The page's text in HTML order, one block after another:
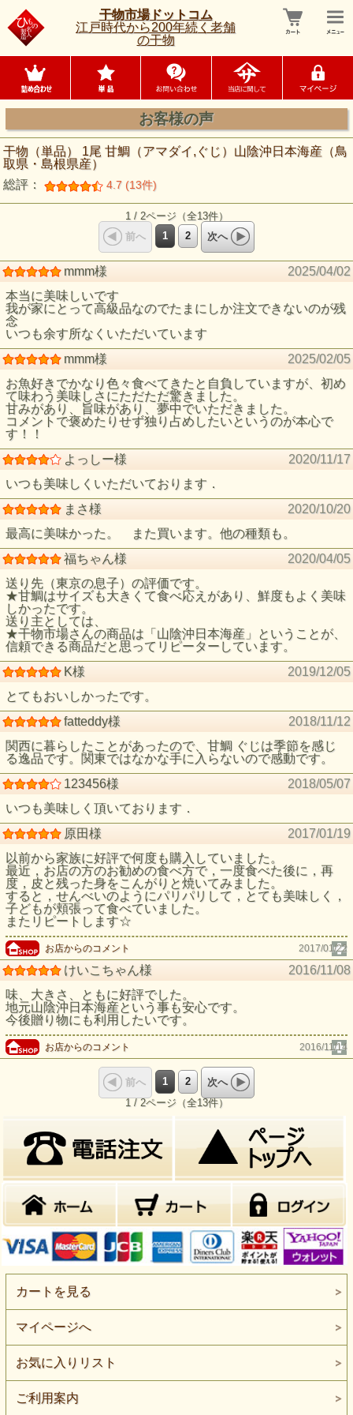
干物市場ドットコム
江戸時代から200年続く老舗
の干物
お客様の声
干物（単品） 1尾 甘鯛（アマダイ,ぐじ）山陰沖日本海産（鳥
取県・島根県産）
総評：
4.7 (13件)
1 / 2ページ（全13件）
前へ
1 2 次へ
mmm様
2025/04/02
本当に美味しいです
我が家にとって高級品なのでたまにしか注文できないのが残
念
いつも余す所なくいただいています
mmm様
2025/02/05
お魚好きでかなり色々食べてきたと自負していますが、初め
て味わう美味しさにただただ驚きました。
甘みがあり、旨味があり、夢中でいただきました。
コメントで褒めたりせず独り占めしたいというのが本心で
す！！
よっしー様
2020/11/17
いつも美味しくいただいております．
まさ様
2020/10/20
最高に美味かった。 また買います。他の種類も。
福ちゃん様
2020/04/05
送り先（東京の息子）の評価です。
★甘鯛はサイズも大きくて食べ応えがあり、鮮度もよく美味
しかったです。
送り主としては、
★干物市場さんの商品は「山陰沖日本海産」ということが、
信頼できる商品だと思ってリピーターしています。
K様
2019/12/05
とてもおいしかったです。
fatteddy様
2018/11/12
関西に暮らしたことがあったので、甘鯛 ぐじは季節を感じ
る逸品です。関東ではなかな手に入らないので感動です。
123456様
2018/05/07
いつも美味しく頂いております．
原田様
2017/01/19
以前から家族に好評で何度も購入していました。
最近，お店の方のお勧めの食べ方で，一度食べた後に，再
度，皮と残った身をこんがりと焼いてみました。
すると，せんべいのようにパリパリして，とても美味しく，
子どもが頬張って食べていました。
またリピートします☆
お店からのコメント 2017/01/22
けいこちゃん様
2016/11/08
味、大きさ、ともに好評でした。
地元山陰沖日本海産という事も安心です。
今後贈り物にも利用したいです。
お店からのコメント 2016/11/14
前へ 1 2
次へ
1 / 2ページ（全13件）
カートを見る
マイページへ
お気に入りリスト
ご利用案内